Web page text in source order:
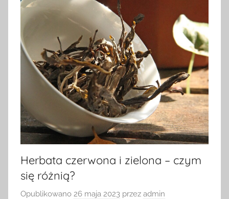
Herbata czerwona i zielona – czym
się różnią?
Opublikowano 26 maja 2023 przez admin